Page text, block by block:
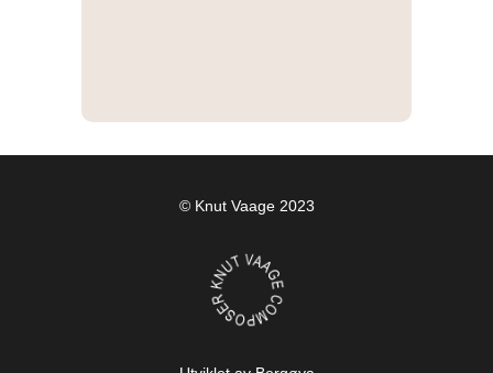
© Knut Vaage 2023